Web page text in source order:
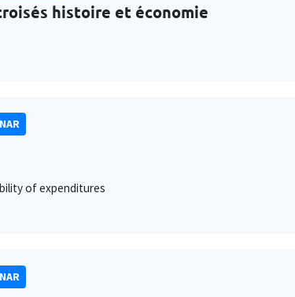
histoire et économie
of expenditures